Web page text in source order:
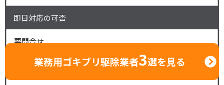
即日対応の可否
要問合せ
創業年業務用ゴキブリ駆除業者3選を見る